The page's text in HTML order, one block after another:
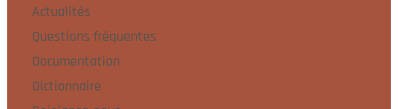
Actualités
Questions fréquentes
Documentation
Dictionnaire